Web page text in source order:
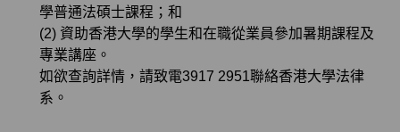
學普通法碩士課程；和
(2) 資助香港大學的學生和在職從業員參加暑期課程及
專業講座。
如欲查詢詳情，請致電3917 2951聯絡香港大學法律
系。